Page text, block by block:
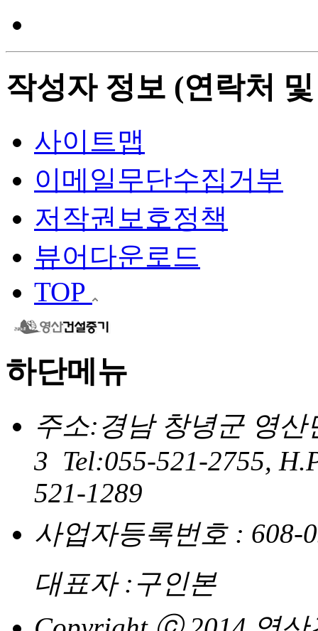
작성자 정보 (연락처
사이트맵
이메일무단수집거부
저작권보호정책
뷰어다운로드
TOP
하단메뉴
주소:경남 창녕군 영산
3 Tel:055-521-2755,
521-1289
사업자등록번호 : 608-
대표자 :구인본